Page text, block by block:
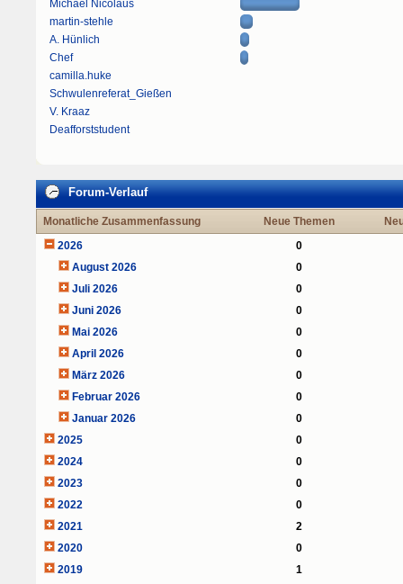
Michael Nicolaus
martin-stehle
A. Hünlich
Chef
camilla.huke
Schwulenreferat_Gießen
V. Kraaz
Deafforststudent
Forum-Verlauf
Monatliche Zusammenfassung Neue Themen
2026
0
August 2026
0
Juli 2026
0
Juni 2026
0
Mai 2026
0
April 2026
0
März 2026
0
Februar 2026
0
Januar 2026
0
2025
0
2024
0
2023
0
2022
0
2021
2
2020
0
2019
1